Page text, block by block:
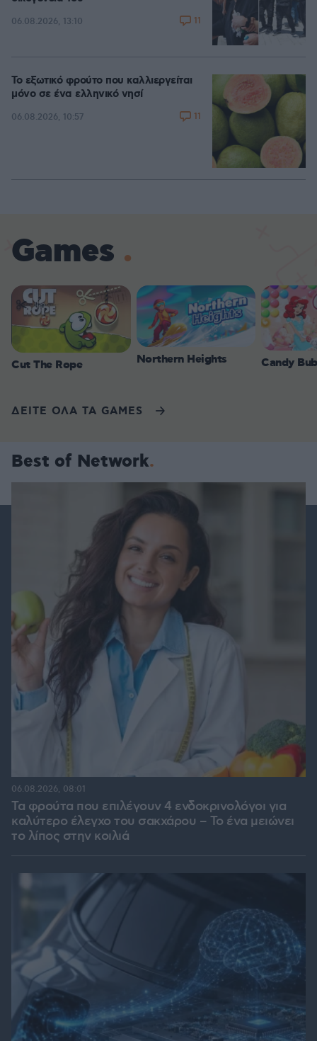
06.08.2026, 13:10 11
Το εξωτικό φρούτο που καλλιεργείται
μόνο σε ένα ελληνικό νησί
06.08.2026, 10:57 11
Games
Cut The Rope Northern Heights Candy
ΔΕΙΤΕ ΟΛΑ ΤΑ GAMES
Best of Network
Τα φρούτα που επιλέγουν 4 ενδοκρινολόγοι για
καλύτερο έλεγχο του σακχάρου – Το ένα μειώνει
το λίπος στην κοιλιά
06.08.2026, 08:01